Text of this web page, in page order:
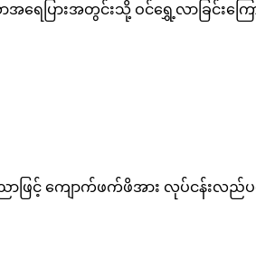
င်းသို့ ဝင်ရွှေ့လာခြင်းကြောင့် နာက
ညာဖြင့် ကျောက်ဖက်ဖိအား လုပ်ငန်း